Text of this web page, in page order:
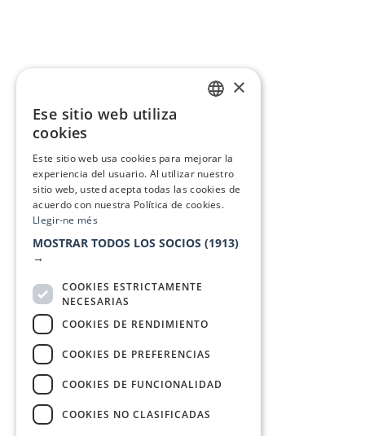
×
Ese sitio web utiliza
cookies
Este sitio web usa cookies para mejorar la
experiencia del usuario. Al utilizar nuestro
sitio web, usted acepta todas las cookies de
acuerdo con nuestra Política de cookies.
Llegir-ne més
MOSTRAR TODOS LOS SOCIOS (1913)
→
COOKIES ESTRICTAMENTE
NECESARIAS
COOKIES DE RENDIMIENTO
COOKIES DE PREFERENCIAS
COOKIES DE FUNCIONALIDAD
COOKIES NO CLASIFICADAS